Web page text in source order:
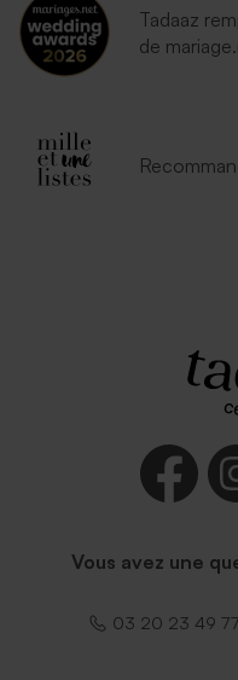
Tadaaz
de
Vous avez une
03 20 23 49 77